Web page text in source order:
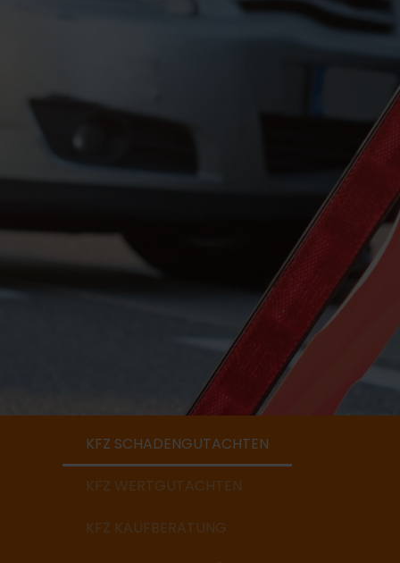
KFZ SCHADENGUTACHTEN
KFZ WERTGUTACHTEN
KFZ KAUFBERATUNG